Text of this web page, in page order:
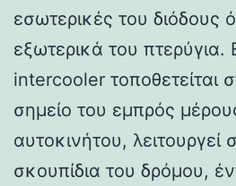
εσωτερικές του διόδους
εξωτερικά του πτερύγια.
intercooler τοποθετείται
σημείο του εμπρός
αυτοκινήτου, λειτουργεί
σκουπίδια του δρόμου,